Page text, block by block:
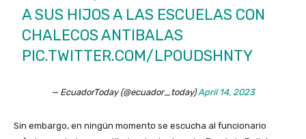
A SUS HIJOS A LAS ESCUELAS CON
CHALECOS ANTIBALAS
PIC.TWITTER.COM/LPOUDSHNTY
— EcuadorToday (@ecuador_today)April 14, 2023
Sin embargo, en ningún momento se escucha al funcionario